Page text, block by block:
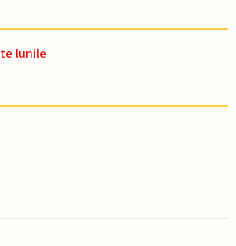
lunile